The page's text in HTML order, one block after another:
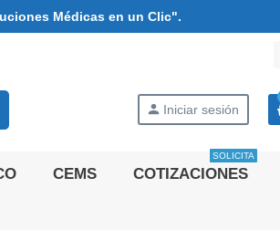
Médicas en un Clic".
person Iniciar sesión
CEMS COTIZACIONES
SOLICITA